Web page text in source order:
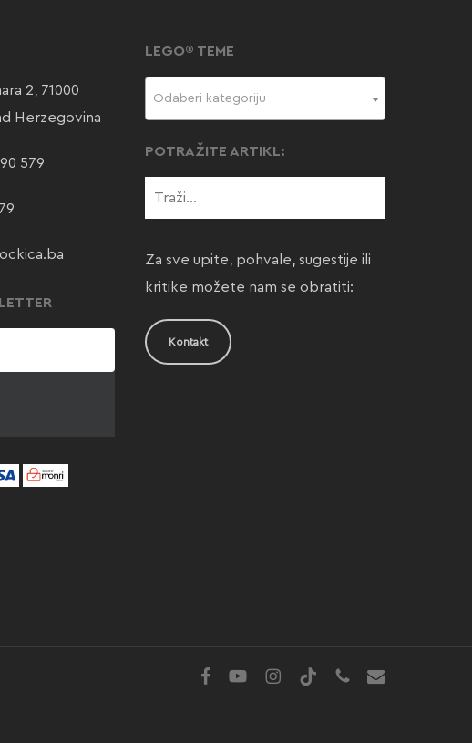
2, 71000
Herzegovina
579
LEGO® TEME
Odaberi kategoriju
POTRAŽITE ARTIKL:
Za sve upite, pohvale, sugestije ili
kritike možete nam se obratiti:
Kontakt
facebookyoutubeinstagram
tiktok phoneemail